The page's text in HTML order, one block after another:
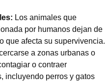
Los animales que
por humanos dejan de
que afecta su supervivencia.
a zonas urbanas o
o contraer
incluyendo perros y gatos